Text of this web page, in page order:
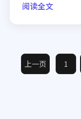
阅读全文
上一页 1